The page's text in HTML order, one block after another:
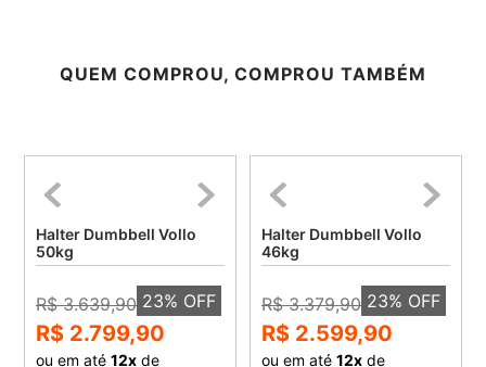
QUEM COMPROU, COMPROU TAMBÉM
Halter Dumbbell Vollo
50kg
R$ 3.639,90 23% OFF
R$ 2.799,90
ou em até 12x de
Halter Dumbbell Vollo
46kg
R$ 3.379,90 23% OFF
R$ 2.599,90
ou em até 12x de